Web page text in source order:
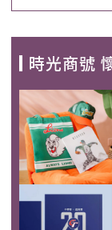
時光商號